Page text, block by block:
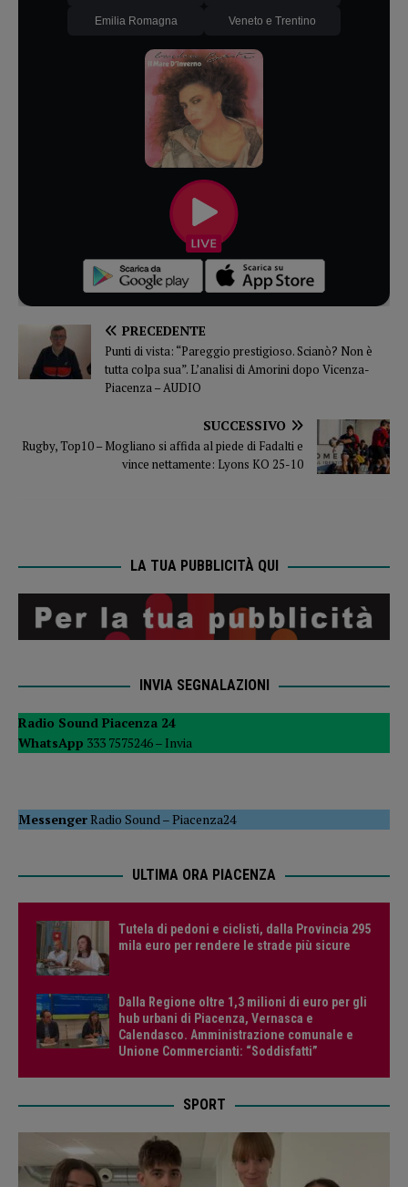
Emilia Romagna Veneto e Trentino
PRECEDENTE
Punti di vista: “Pareggio prestigioso. Scianò? Non è
tutta colpa sua”. L’analisi di Amorini dopo Vicenza-
Piacenza – AUDIO
SUCCESSIVO
Rugby, Top10 – Mogliano si affida al piede di Fadalti e
vince nettamente: Lyons KO 25-10
LA TUA PUBBLICITÀ QUI
INVIA SEGNALAZIONI
Radio Sound Piacenza 24
WhatsApp 333 7575246 – Invia
MessengerRadio Sound –Piacenza24
ULTIMA ORA PIACENZA
Tutela di pedoni e ciclisti, dalla Provincia 295
mila euro per rendere le strade più sicure
Dalla Regione oltre 1,3 milioni di euro per gli
hub urbani di Piacenza, Vernasca e
Calendasco. Amministrazione comunale e
Unione Commercianti: “Soddisfatti”
SPORT